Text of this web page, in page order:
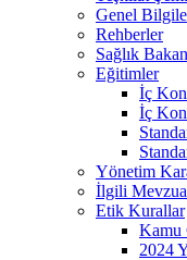
Genel
Rehberler
Sağlık
Eğitimler
İç
İç
Yönetim
İlgili
Etik Kurallar
Kamu
2024